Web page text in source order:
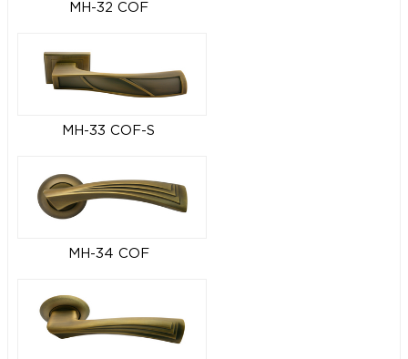
MH-32 COF
MH-33 COF-S
MH-34 COF